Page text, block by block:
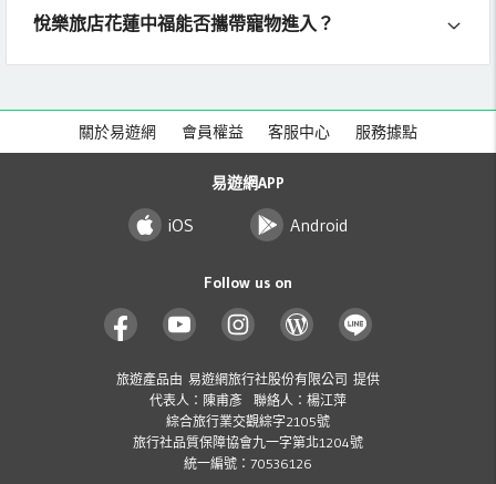
悅樂旅店花蓮中福能否攜帶寵物進入？
關於易遊網 會員權益 客服中心 服務據點
易遊網APP
iOS Android
Follow us on
旅遊產品由 易遊網旅行社股份有限公司 提供
代表人：陳甫彥 聯絡人：楊江萍
綜合旅行業交觀綜字2105號
旅行社品質保障協會九一字第北1204號
統一編號：70536126